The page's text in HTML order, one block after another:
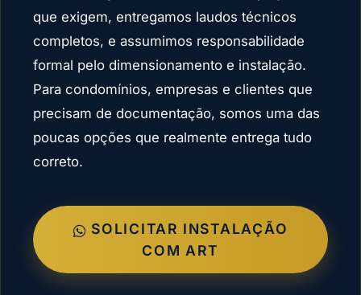
que exigem, entregamos laudos técnicos
completos, e assumimos responsabilidade
formal pelo dimensionamento e instalação.
Para condomínios, empresas e clientes que
precisam de documentação, somos uma das
poucas opções que realmente entrega tudo
correto.
SOLICITAR INSTALAÇÃO
COM ART